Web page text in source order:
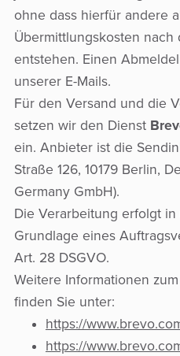
ohne dass hierfür andere
Übermittlungskosten nach
entstehen. Einen
unserer E-Mails.
Für den Versand und die
setzen wir den Dienst
ein. Anbieter ist die
Straße 126, 10179 Berlin,
Germany GmbH).
Die Verarbeitung erfolgt
Grundlage eines
Art. 28 DSGVO.
Weitere Informationen
finden Sie unter:
https://
https://